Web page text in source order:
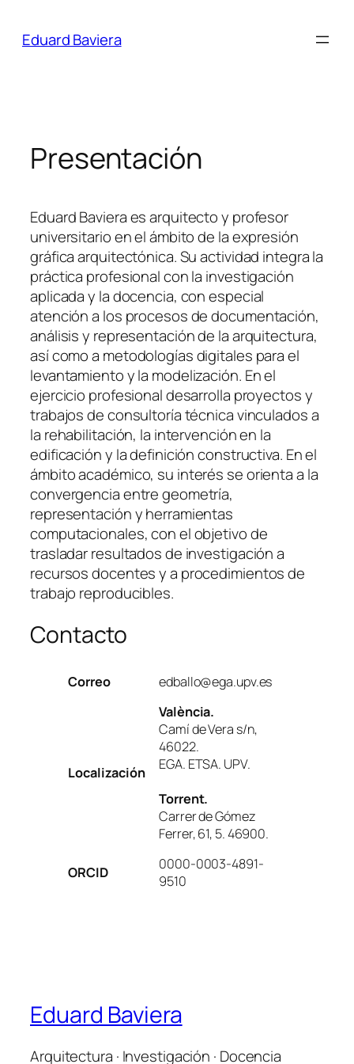
Eduard Baviera
Presentación
Eduard Baviera es arquitecto y profesor
universitario en el ámbito de la expresión
gráfica arquitectónica. Su actividad integra la
práctica profesional con la investigación
aplicada y la docencia, con especial
atención a los procesos de documentación,
análisis y representación de la arquitectura,
así como a metodologías digitales para el
levantamiento y la modelización. En el
ejercicio profesional desarrolla proyectos y
trabajos de consultoría técnica vinculados a
la rehabilitación, la intervención en la
edificación y la definición constructiva. En el
ámbito académico, su interés se orienta a la
convergencia entre geometría,
representación y herramientas
computacionales, con el objetivo de
trasladar resultados de investigación a
recursos docentes y a procedimientos de
trabajo reproducibles.
Contacto
Correo edballo@ega.upv.es
Localización
València.
Camí de Vera s/n,
46022.
EGA. ETSA. UPV.
Torrent.
Carrer de Gómez
Ferrer, 61, 5. 46900.
ORCID
0000-0003-4891-
9510
Eduard Baviera
Arquitectura · Investigación · Docencia